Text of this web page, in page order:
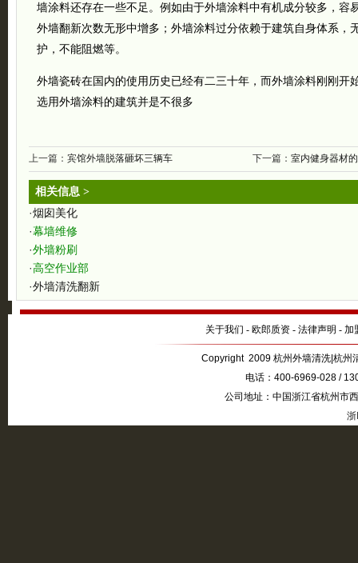
墙涂料还存在一些不足。例如由于外墙涂料中有机成分较多，容
外墙翻新次数无形中增多；外墙涂料过分依赖于建筑自身体系，
护，不能阻燃等。
外墙瓷砖在国内的使用历史已经有二三十年，而外墙涂料刚刚开
选用外墙涂料的建筑并是不很多
上一篇： 宾馆外墙脱落砸坏三辆车 下一篇： 室内健身器材
相关信息 >
·烟囱美化
·幕墙维修
·外墙粉刷
·高空作业部
·外墙清洗翻新
关于我们 - 欧郎质资 - 法律声明 - 加
Copyright 2009 杭州外墙清洗|杭州
电话：400-6969-028 /
公司地址：中国浙江省杭州市